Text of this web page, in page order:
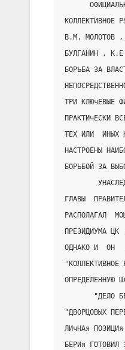
КОЛЛЕКТИВНОЕ
В.М. МОЛОТОВ
БУЛГАНИН ,
БОРЬБА ЗА
ТРИ КЛЮчЕВЫЕ
ПРАКТИчЕСКИ
ТЕХ ИЛИ  ИНЫХ
НАСТРОЕНЫ
БОРЬБОЙ ЗА
ГЛАВЫ
РАСПОЛАГАЛ
ПРЕЗИДИУМА
ОДНАКО И  ОН
ОПРЕДЕЛЕННУЮ
"ДЕЛО
"ДВОРЦОВЫХ
ЛИчНАя
БЕРИя